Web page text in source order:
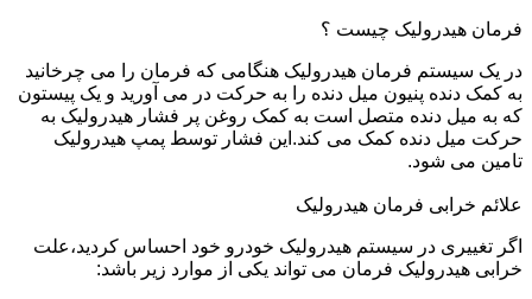
فرمان هیدرولیک چیست ؟
در یک سیستم فرمان هیدرولیک هنگامی که فرمان را می چرخانید
به کمک دنده پنیون میل دنده را به حرکت در می آورید و یک پیستون
که به میل دنده متصل است به کمک روغن پر فشار هیدرولیک به
حرکت میل دنده کمک می کند.این فشار توسط پمپ هیدرولیک
تامین می شود.
علائم خرابی فرمان هیدرولیک
اگر تغییری در سیستم هیدرولیک خودرو خود احساس کردید،علت
خرابی هیدرولیک فرمان می تواند یکی از موارد زیر باشد: